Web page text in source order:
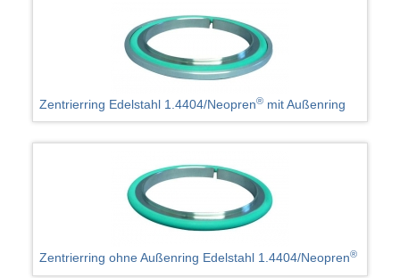
Zentrierring Edelstahl 1.4404/Neopren® mit Außenring
Zentrierring ohne Außenring Edelstahl 1.4404/Neopren®